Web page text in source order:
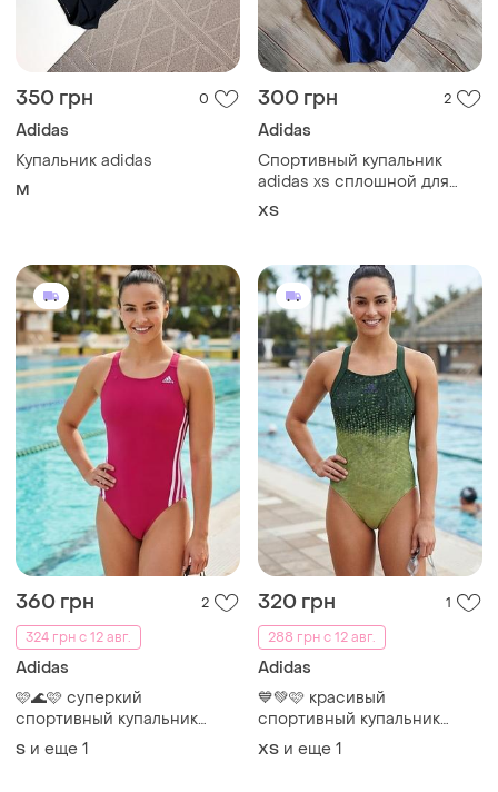
350 грн 0
Adidas
Купальник adidas
M
300 грн 2
Adidas
Спортивный купальник
adidas xs сплошной для
бассейна
ХS
360 грн
2
324 грн с 12 авг.
Adidas
🩷🌊🩷 суперкий
спортивный купальник
adidas
S и еще 1
320 грн
1
288 грн с 12 авг.
Adidas
💙💚🩷 красивый
спортивный купальник
adidas
ХS и еще 1